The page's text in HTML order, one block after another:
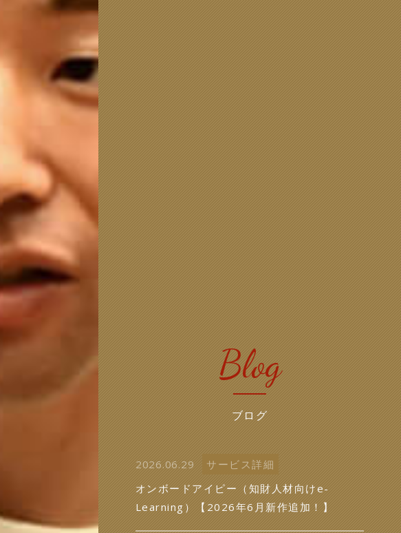
Blog
ブログ
2026.06.29
サービス詳細
オンボードアイピー（知財人材向けe-
Learning）【2026年6月新作追加！】